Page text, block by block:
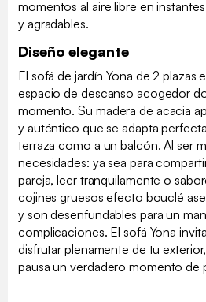
momentos al aire libre en
y agradables.
Diseño elegante
El sofá de jardín Yona de 2 plazas
espacio de descanso acogedor
momento. Su madera de acacia
y auténtico que se adapta
terraza como a un balcón. Al ser
necesidades: ya sea para
pareja, leer tranquilamente o
cojines gruesos efecto bouclé
y son desenfundables para un
complicaciones. El sofá Yona
disfrutar plenamente de tu
pausa un verdadero momento de